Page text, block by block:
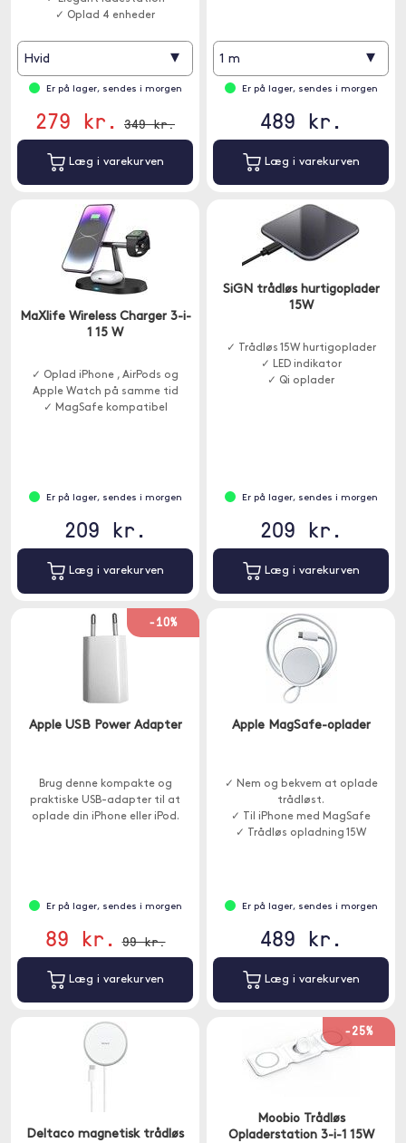
✓ Oplad 4 enheder
Hvid ▾
Er på lager, sendes i morgen
279 kr. 349 kr.
Læg i varekurven
1 m ▾
Er på lager, sendes i morgen
489 kr.
Læg i varekurven
MaXlife Wireless Charger 3-i-
1 15 W
✓ Oplad iPhone , AirPods og
Apple Watch på samme tid
✓ MagSafe kompatibel
Er på lager, sendes i morgen
209 kr.
Læg i varekurven
SiGN trådløs hurtigoplader
15W
✓ Trådløs 15W hurtigoplader
✓ LED indikator
✓ Qi oplader
Er på lager, sendes i morgen
209 kr.
Læg i varekurven
-10%
Apple USB Power Adapter
Brug denne kompakte og
praktiske USB-adapter til at
oplade din iPhone eller iPod.
Er på lager, sendes i morgen
89 kr. 99 kr.
Læg i varekurven
Apple MagSafe-oplader
✓ Nem og bekvem at oplade
trådløst.
✓ Til iPhone med MagSafe
✓ Trådløs opladning 15W
Er på lager, sendes i morgen
489 kr.
Læg i varekurven
Deltaco magnetisk trådløs
-25%
Moobio Trådløs
Opladerstation 3-i-1 15W